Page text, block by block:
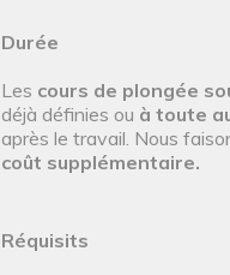
Durée
Les cours de plongée
déjà définies ou à toute
après le travail. Nous
coût supplémentaire.
Réquisits